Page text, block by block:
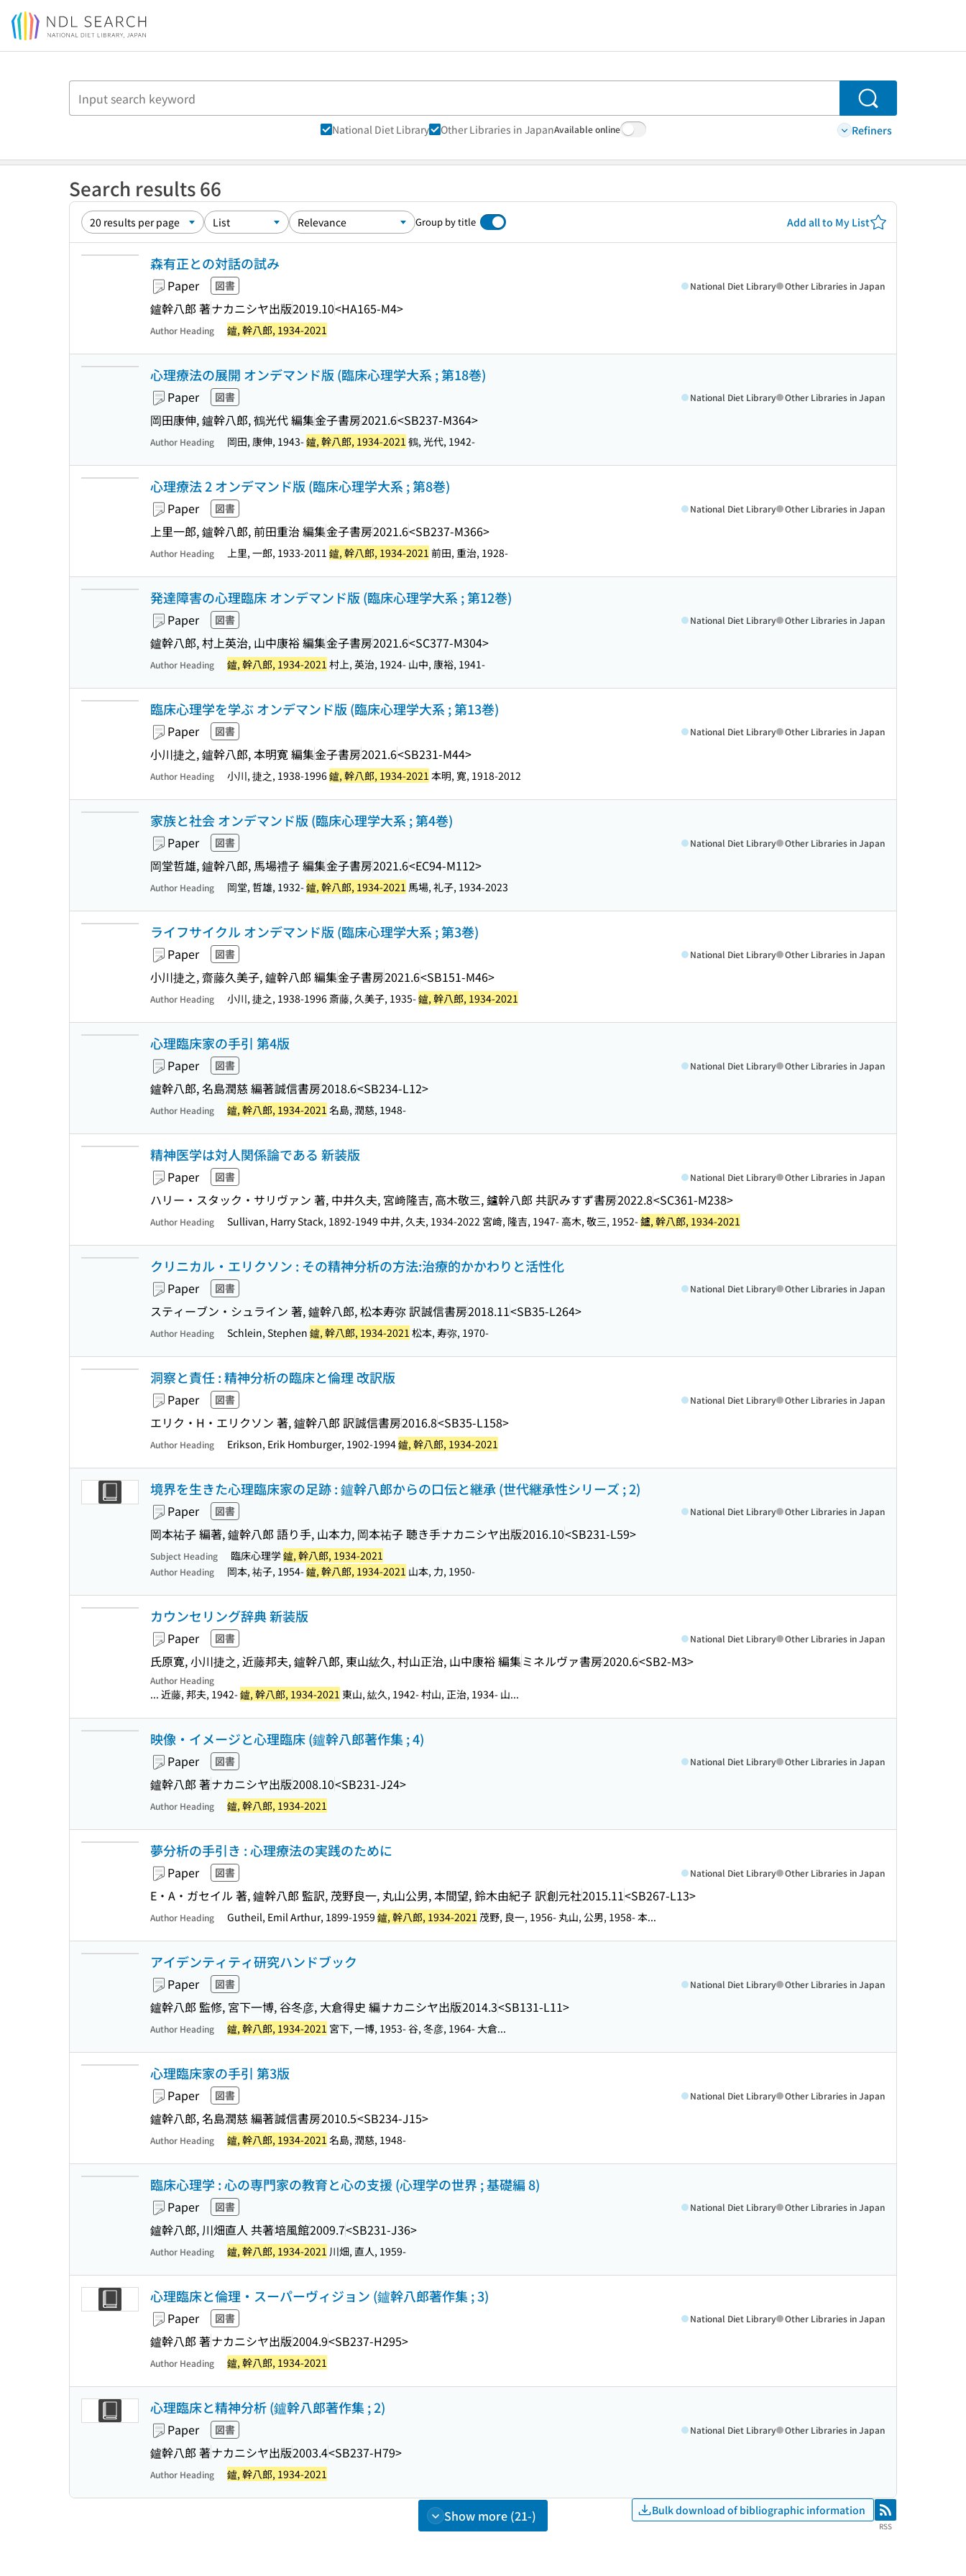
Jump to main content
Search
National Diet Library Other Libraries in JapanAvailable online Refiners
Search results 66
Group by title Add all to My List
森有正との対話の試み
Paper 図書
鑪幹八郎 著ナカニシヤ出版2019.10<HA165-M4>
National Diet Library Other Libraries in Japan
Author Heading 鑪, 幹八郎, 1934-2021
心理療法の展開 オンデマンド版 (臨床心理学大系 ; 第18巻)
Paper 図書
岡田康伸, 鑪幹八郎, 鶴光代 編集金子書房2021.6<SB237-M364>
National Diet Library Other Libraries in Japan
Author Heading 岡田, 康伸, 1943-鑪, 幹八郎, 1934-2021 鶴, 光代, 1942-
心理療法 2 オンデマンド版 (臨床心理学大系 ; 第8巻)
Paper 図書
上里一郎, 鑪幹八郎, 前田重治 編集金子書房2021.6<SB237-M366>
National Diet Library Other Libraries in Japan
Author Heading 上里, 一郎, 1933-2011 鑪, 幹八郎, 1934-2021 前田, 重治, 1928-
発達障害の心理臨床 オンデマンド版 (臨床心理学大系 ; 第12巻)
Paper 図書
鑪幹八郎, 村上英治, 山中康裕 編集金子書房2021.6<SC377-M304>
National Diet Library Other Libraries in Japan
Author Heading 鑪, 幹八郎, 1934-2021 村上, 英治, 1924- 山中, 康裕, 1941-
臨床心理学を学ぶ オンデマンド版 (臨床心理学大系 ; 第13巻)
Paper 図書
小川捷之, 鑪幹八郎, 本明寛 編集金子書房2021.6<SB231-M44>
National Diet Library Other Libraries in Japan
Author Heading 小川, 捷之, 1938-1996鑪, 幹八郎, 1934-2021 本明, 寛, 1918-2012
家族と社会 オンデマンド版 (臨床心理学大系 ; 第4巻)
Paper 図書
岡堂哲雄, 鑪幹八郎, 馬場禮子 編集金子書房2021.6<EC94-M112>
National Diet Library Other Libraries in Japan
Author Heading 岡堂, 哲雄, 1932-鑪, 幹八郎, 1934-2021 馬場, 礼子, 1934-2023
ライフサイクル オンデマンド版 (臨床心理学大系 ; 第3巻)
Paper 図書
小川捷之, 齋藤久美子, 鑪幹八郎 編集金子書房2021.6<SB151-M46>
National Diet Library Other Libraries in Japan
Author Heading 小川, 捷之, 1938-1996 斎藤, 久美子, 1935-鑪, 幹八郎, 1934-2021
心理臨床家の手引 第4版
Paper 図書
鑪幹八郎, 名島潤慈 編著誠信書房2018.6<SB234-L12>
National Diet Library Other Libraries in Japan
Author Heading 鑪, 幹八郎, 1934-2021 名島, 潤慈, 1948-
精神医学は対人関係論である 新装版
Paper 図書
ハリー・スタック・サリヴァン 著, 中井久夫, 宮﨑隆吉, 高木敬三, 鑪幹八郎 共訳みすず書房2022.8<SC361-M238>
National Diet Library Other Libraries in Japan
Author Heading Sullivan, Harry Stack, 1892-1949 中井, 久夫, 1934-2022 宮﨑, 隆吉, 1947- 高木, 敬三, 1952-鑪, 幹八郎, 1934-2021
クリニカル・エリクソン : その精神分析の方法:治療的かかわりと活性化
Paper 図書
スティーブン・シュライン 著, 鑪幹八郎, 松本寿弥 訳誠信書房2018.11<SB35-L264>
National Diet Library Other Libraries in Japan
Author Heading Schlein, Stephen 鑪, 幹八郎, 1934-2021 松本, 寿弥, 1970-
洞察と責任 : 精神分析の臨床と倫理 改訳版
Paper 図書
エリク・H・エリクソン 著, 鑪幹八郎 訳誠信書房2016.8<SB35-L158>
National Diet Library Other Libraries in Japan
Author Heading Erikson, Erik Homburger, 1902-1994鑪, 幹八郎, 1934-2021
境界を生きた心理臨床家の足跡 : 鑪幹八郎からの口伝と継承 (世代継承性シリーズ ; 2)
Paper 図書
岡本祐子 編著, 鑪幹八郎 語り手, 山本力, 岡本祐子 聴き手ナカニシヤ出版2016.10<SB231-L59>
National Diet Library Other Libraries in Japan
Subject Heading 臨床心理学鑪, 幹八郎, 1934-2021
Author Heading 岡本, 祐子, 1954-鑪, 幹八郎, 1934-2021 山本, 力, 1950-
カウンセリング辞典 新装版
Paper 図書
氏原寛, 小川捷之, 近藤邦夫, 鑪幹八郎, 東山紘久, 村山正治, 山中康裕 編集ミネルヴァ書房2020.6<SB2-M3>
National Diet Library Other Libraries in Japan
Author Heading
... 近藤, 邦夫, 1942-鑪, 幹八郎, 1934-2021 東山, 紘久, 1942- 村山, 正治, 1934- 山...
映像・イメージと心理臨床 (鑪幹八郎著作集 ; 4)
Paper 図書
鑪幹八郎 著ナカニシヤ出版2008.10<SB231-J24>
National Diet Library Other Libraries in Japan
Author Heading 鑪, 幹八郎, 1934-2021
夢分析の手引き : 心理療法の実践のために
Paper 図書
E・A・ガセイル 著, 鑪幹八郎 監訳, 茂野良一, 丸山公男, 本間望, 鈴木由紀子 訳創元社2015.11<SB267-L13>
National Diet Library Other Libraries in Japan
Author Heading Gutheil, Emil Arthur, 1899-1959 鑪, 幹八郎, 1934-2021 茂野, 良一, 1956- 丸山, 公男, 1958- 本...
アイデンティティ研究ハンドブック
Paper 図書
鑪幹八郎 監修, 宮下一博, 谷冬彦, 大倉得史 編ナカニシヤ出版2014.3<SB131-L11>
National Diet Library Other Libraries in Japan
Author Heading 鑪, 幹八郎, 1934-2021 宮下, 一博, 1953- 谷, 冬彦, 1964- 大倉...
心理臨床家の手引 第3版
Paper 図書
鑪幹八郎, 名島潤慈 編著誠信書房2010.5<SB234-J15>
National Diet Library Other Libraries in Japan
Author Heading 鑪, 幹八郎, 1934-2021 名島, 潤慈, 1948-
臨床心理学 : 心の専門家の教育と心の支援 (心理学の世界 ; 基礎編 8)
Paper 図書
鑪幹八郎, 川畑直人 共著培風館2009.7<SB231-J36>
National Diet Library Other Libraries in Japan
Author Heading 鑪, 幹八郎, 1934-2021 川畑, 直人, 1959-
心理臨床と倫理・スーパーヴィジョン (鑪幹八郎著作集 ; 3)
Paper 図書
鑪幹八郎 著ナカニシヤ出版2004.9<SB237-H295>
National Diet Library Other Libraries in Japan
Author Heading 鑪, 幹八郎, 1934-2021
心理臨床と精神分析 (鑪幹八郎著作集 ; 2)
Paper 図書
鑪幹八郎 著ナカニシヤ出版2003.4<SB237-H79>
National Diet Library Other Libraries in Japan
Author Heading 鑪, 幹八郎, 1934-2021
Show more (21-) Bulk download of bibliographic information RSS
RSS